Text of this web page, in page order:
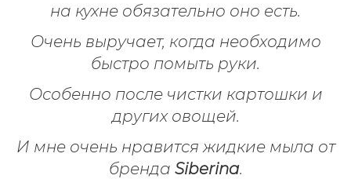
на кухне обязательно оно есть.
Очень выручает, когда необходимо
быстро помыть руки.
Особенно после чистки картошки и
других овощей.
И мне очень нравится жидкие мыла от
бренда Siberina.